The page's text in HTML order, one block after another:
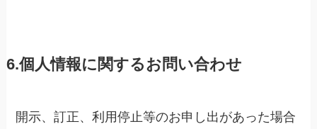
6.個人情報に関するお問い合わせ
開示、訂正、利用停止等のお申し出があった場合